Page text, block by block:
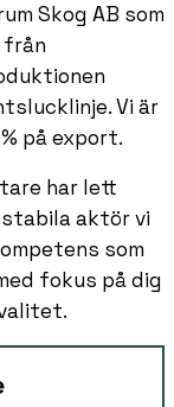
Skog AB som
från
Vi är
på export.
har lett
stabila aktör vi
som
fokus på dig